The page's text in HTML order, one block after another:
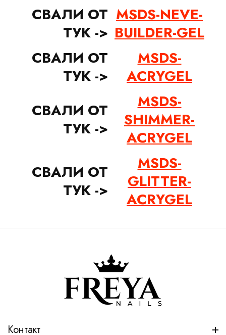
СВАЛИ ОТ
ТУК ->
MSDS-NEVE-
BUILDER-GEL
СВАЛИ ОТ
ТУК ->
MSDS-
ACRYGEL
СВАЛИ ОТ
ТУК ->
MSDS-
SHIMMER-
ACRYGEL
СВАЛИ ОТ
ТУК ->
MSDS-
GLITTER-
ACRYGEL
Контакт